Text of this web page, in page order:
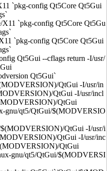
`pkg-config Qt5Core Qt5Gui
`pkg-config Qt5Core Qt5Gu
`pkg-config Qt5Core Qt5Gui
Qt5Gui --cflags return -I/usr/
Qt5Gui`
QtGui -I/usr/in
QtGui -I/usr/incl
QtGui
gnu/qt5/QtGui/$(MODVERSIO
QtGui -I/usr/i
QtGui -I/usr/inc
QtGui
gnu/qt5/QtGui/$(MODVERSI